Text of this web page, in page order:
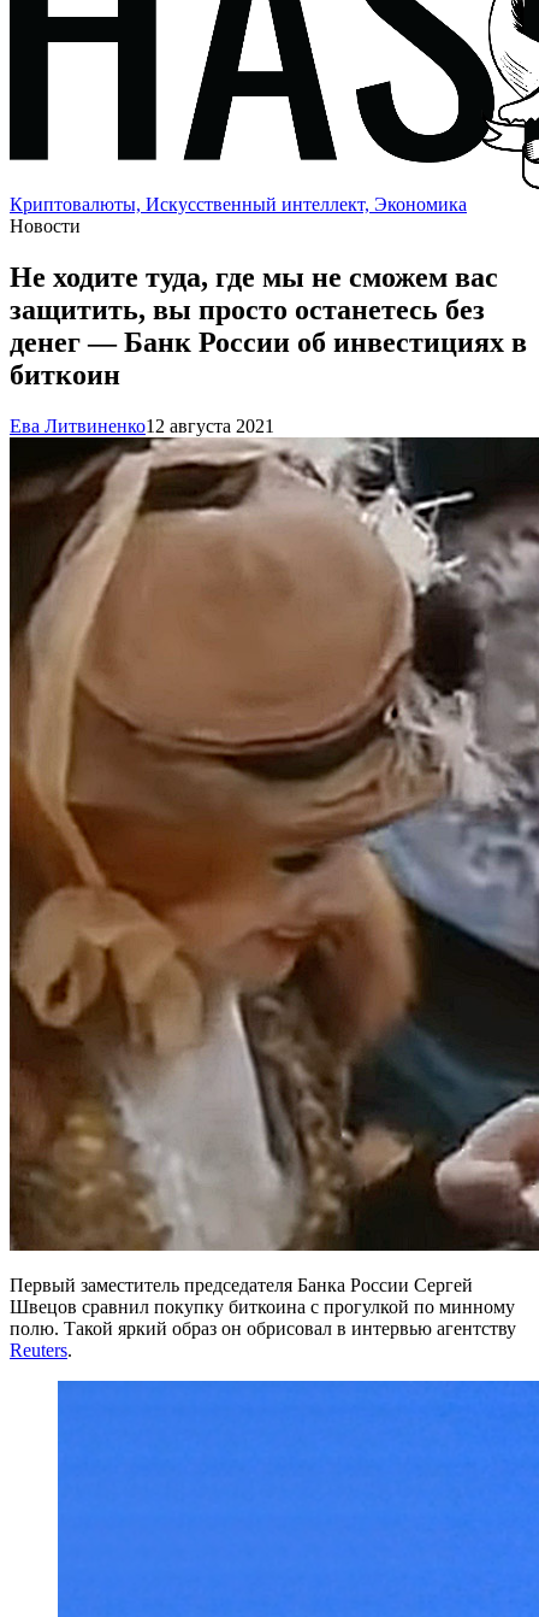
Криптовалюты, Искусственный интеллект, Экономика
Новости
Не ходите туда, где мы не сможем вас
защитить, вы просто останетесь без
денег — Банк России об инвестициях в
биткоин
Ева Литвиненко12 августа 2021
Первый заместитель председателя Банка России Сергей
Швецов сравнил покупку биткоина с прогулкой по минному
полю. Такой яркий образ он обрисовал в интервью агентству
Reuters.